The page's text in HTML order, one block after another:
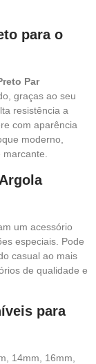
para o
Par
graças ao seu
resistência a
com aparência
moderno,
um acessório
especiais. Pode
casual ao mais
de qualidade e
para
14mm, 16mm,